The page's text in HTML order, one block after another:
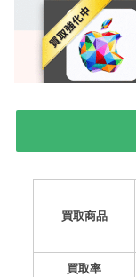
買取商品
買取率